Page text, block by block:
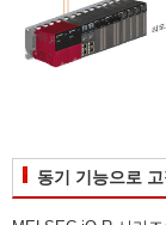
동기 기능으로